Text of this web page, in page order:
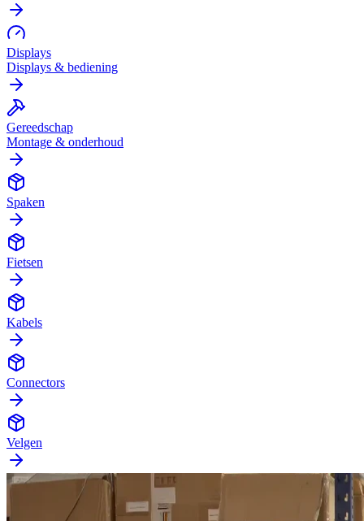
Displays
Displays & bediening
Gereedschap
Montage & onderhoud
Spaken
Fietsen
Kabels
Connectors
Velgen